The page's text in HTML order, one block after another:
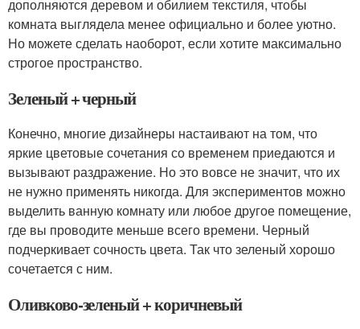
дополняются деревом и обилием текстиля, чтобы
комната выглядела менее официально и более уютно.
Но можете сделать наоборот, если хотите максимально
строгое пространство.
Зеленый + черный
Конечно, многие дизайнеры настаивают на том, что
яркие цветовые сочетания со временем приедаются и
вызывают раздражение. Но это вовсе не значит, что их
не нужно применять никогда. Для экспериментов можно
выделить ванную комнату или любое другое помещение,
где вы проводите меньше всего времени. Черный
подчеркивает сочность цвета. Так что зеленый хорошо
сочетается с ним.
Оливково-зеленый + коричневый